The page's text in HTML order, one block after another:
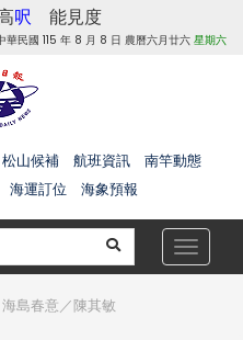
呎 能見度
華民國 115 年 8 月 8 日 農曆六月廿六 星期六
松山候補 航班資訊
南竿動態
海運訂位 海象預報
Toggle
島春意／陳其敏